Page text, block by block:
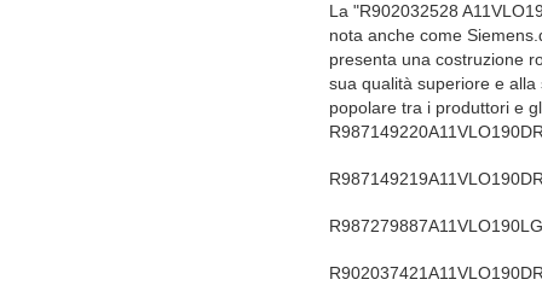
La "R902032528
nota anche come
presenta una costruzione
sua qualità superiore e alla
popolare tra i produttori e
R987149220
R987149219
R987279887
R902037421